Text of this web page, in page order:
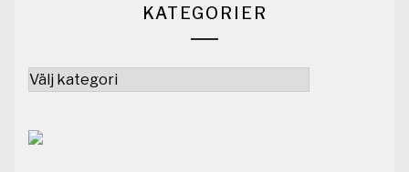
KATEGORIER
Kategorier